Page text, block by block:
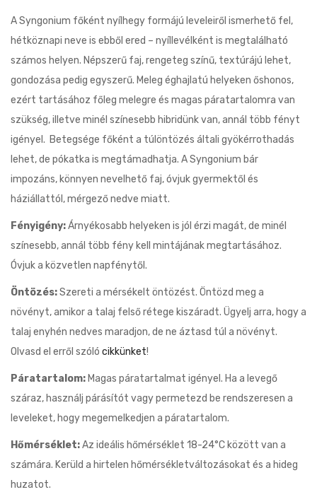
A Syngonium főként nyílhegy formájú leveleiről ismerhető fel,
hétköznapi neve is ebből ered – nyíllevélként is megtalálható
számos helyen. Népszerű faj, rengeteg színű, textúrájú lehet,
gondozása pedig egyszerű. Meleg éghajlatú helyeken őshonos,
ezért tartásához főleg melegre és magas páratartalomra van
szükség, illetve minél színesebb hibridünk van, annál több fényt
igényel. Betegsége főként a túlöntözés általi gyökérrothadás
lehet, de pókatka is megtámadhatja. A Syngonium bár
impozáns, könnyen nevelhető faj, óvjuk gyermektől és
háziállattól, mérgező nedve miatt.
Fényigény:Árnyékosabb helyeken is jól érzi magát, de minél
színesebb, annál több fény kell mintájának megtartásához.
Óvjuk a közvetlen napfénytől.
Öntözés:Szereti a mérsékelt öntözést. Öntözd meg a
növényt, amikor a talaj felső rétege kiszáradt. Ügyelj arra, hogy a
talaj enyhén nedves maradjon, de ne áztasd túl a növényt.
Olvasd el erről szóló cikkünket!
Páratartalom: Magas páratartalmat igényel. Ha a levegő
száraz, használj párásítót vagy permetezd be rendszeresen a
leveleket, hogy megemelkedjen a páratartalom.
Hőmérséklet:Az ideális hőmérséklet 18-24°C között van a
számára. Kerüld a hirtelen hőmérsékletváltozásokat és a hideg
huzatot.